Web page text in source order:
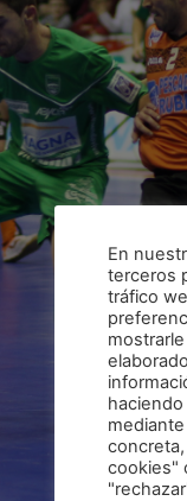
En
terceros
tráfico
haciendo
cookies"